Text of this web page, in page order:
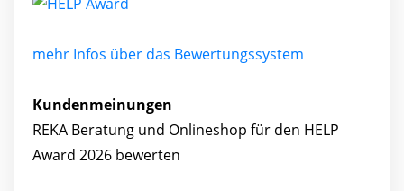
mehr Infos über das Bewertungssystem
Kundenmeinungen
REKA Beratung und Onlineshop für den HELP
Award 2026 bewerten